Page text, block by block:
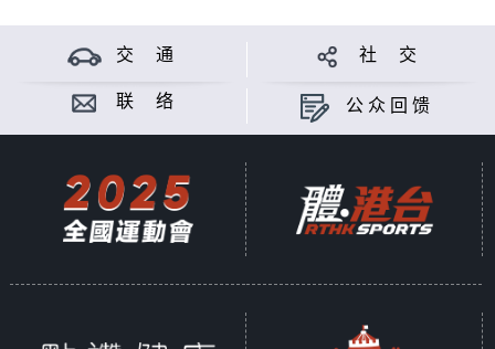
交 通 社 交
联 络 公众回馈